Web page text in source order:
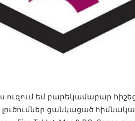
ուզում եմ բարեկամաբար
ցանկացած